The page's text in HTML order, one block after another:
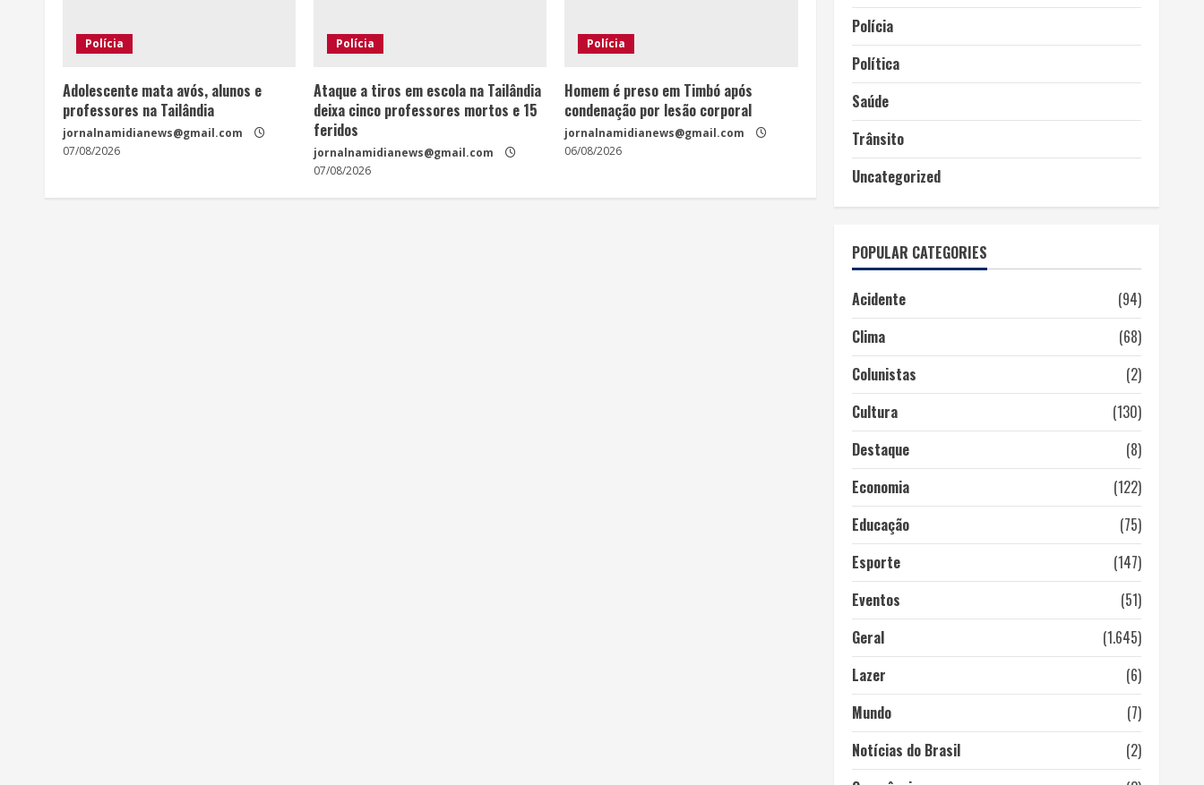
Polícia
Adolescente mata avós, alunos e
professores na Tailândia
jornalnamidianews@gmail.com
07/08/2026
Polícia
Ataque a tiros em escola na Tailândia
deixa cinco professores mortos e 15
feridos
jornalnamidianews@gmail.com
07/08/2026
Polícia
Homem é preso em Timbó após
condenação por lesão corporal
jornalnamidianews@gmail.com
06/08/2026
Polícia
Política
Saúde
Trânsito
Uncategorized
POPULAR CATEGORIES
Acidente
(94)
Clima
(68)
Colunistas
(2)
Cultura
(130)
Destaque
(8)
Economia
(122)
Educação
(75)
Esporte
(147)
Eventos
(51)
Geral
(1.645)
Lazer
(6)
Mundo
(7)
Notícias do Brasil
(2)